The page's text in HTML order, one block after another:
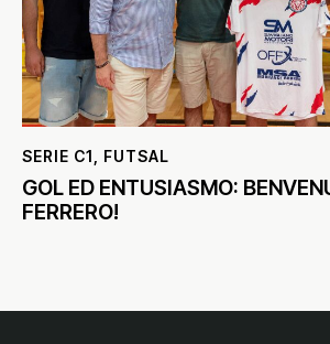
SERIE C1 FUTSAL
GOL ED ENTUSIASMO:
FERRERO!